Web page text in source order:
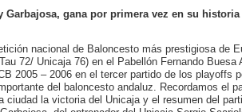
gana por primera vez en su
nacional de Baloncesto más prestigiosa de
72/ Unicaja 76) en el Pabellón Fernando Buesa
2005 – 2006 en el tercer partido de los playoffs
del baloncesto andaluz. Recordamos el
la victoria del Unicaja y el resumen del